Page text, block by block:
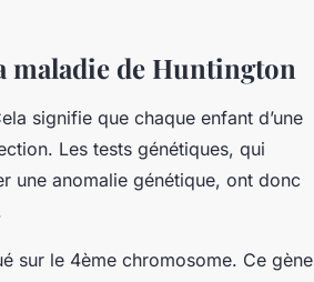
maladie de Huntington
signifie que chaque enfant d’une
Les tests génétiques, qui
une anomalie génétique, ont donc
sur le 4ème chromosome. Ce gène